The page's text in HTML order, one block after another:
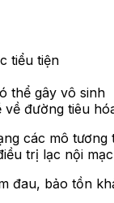
tiểu tiện
thể gây vô sinh
về đường tiêu
các mô
trị lạc nội
đau, bảo tồn